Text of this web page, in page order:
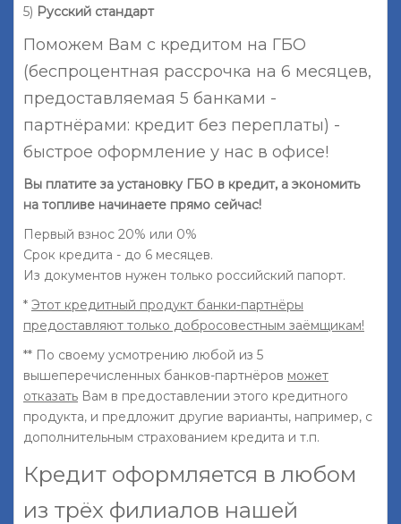
5) Русский стандарт
Поможем Вам с кредитом на ГБО
(беспроцентная рассрочка на 6 месяцев,
предоставляемая 5 банками -
партнёрами: кредит без переплаты) -
быстрое оформление у нас в офисе!
Вы платите за установку ГБО в кредит, а экономить
на топливе начинаете прямо сейчас!
Первый взнос 20% или 0%
Срок кредита - до 6 месяцев.
Из документов нужен только российский папорт.
* Этот кредитный продукт банки-партнёры
предоставляют только добросовестным заёмщикам!
** По своему усмотрению любой из 5
вышеперечисленных банков-партнёров может
отказать Вам в предоставлении этого кредитного
продукта, и предложит другие варианты, например, с
дополнительным страхованием кредита и т.п.
Кредит оформляется в любом
из трёх филиалов нашей